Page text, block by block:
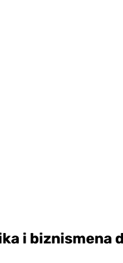
i biznismena